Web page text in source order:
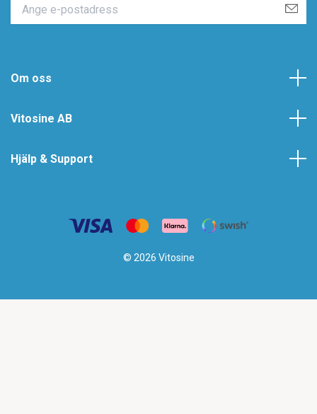
Om oss
Vitosine AB
Hjälp & Support
© 2026 Vitosine